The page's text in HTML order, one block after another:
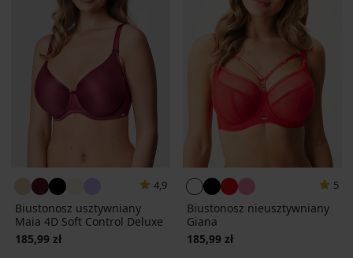
4,9
Biustonosz usztywniany
Maia 4D Soft Control Deluxe
185,99 zł
5
Biustonosz nieusztywniany
Giana
185,99 zł